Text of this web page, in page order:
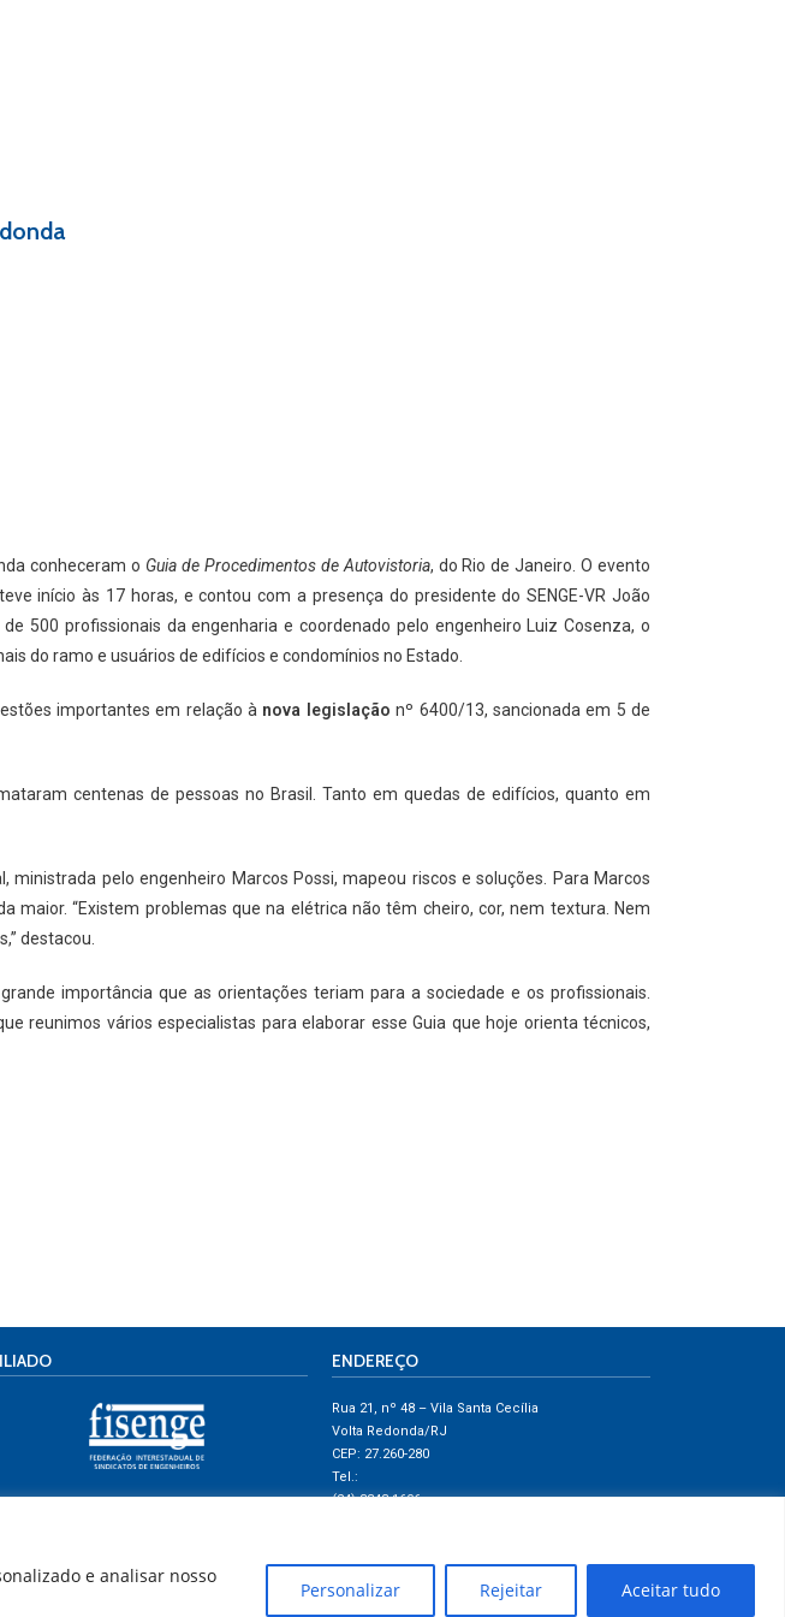
e analisar nosso
Personalizar Rejeitar Aceitar tudo
conheceram o Guia de Procedimentos de Autovistoria, do Rio de Janeiro. O evento
início às 17 horas, e contou com a presença do presidente do SENGE-VR João
500 profissionais da engenharia e coordenado pelo engenheiro Luiz Cosenza, o
do ramo e usuários de edifícios e condomínios no Estado.
importantes em relação à nova legislação nº 6400/13, sancionada em 5 de
centenas de pessoas no Brasil. Tanto em quedas de edifícios, quanto em
ministrada pelo engenheiro Marcos Possi, mapeou riscos e soluções. Para Marcos
“Existem problemas que na elétrica não têm cheiro, cor, nem textura. Nem
destacou.
importância que as orientações teriam para a sociedade e os profissionais.
reunimos vários especialistas para elaborar esse Guia que hoje orienta técnicos,
ENDEREÇO
Rua 21, nº 48 – Vila Santa Cecília
Volta Redonda/RJ
CEP: 27.260-280
Tel.:
(24) 3343-1606